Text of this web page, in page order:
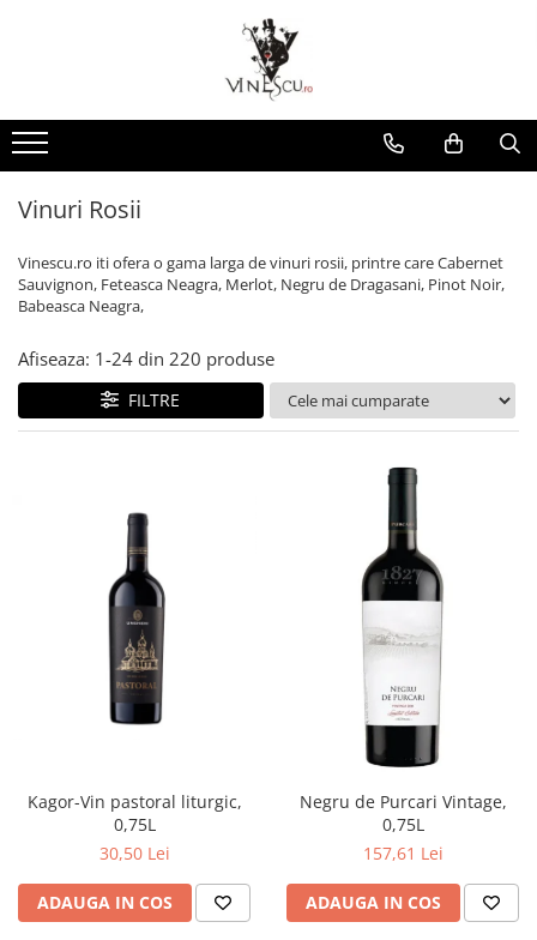
Vinuri Spumante
Sampanie / Champagne
Vinuri Rosii
Vinuri Albe
Vinuri Rose
Vinuri seci
Vinuri demiseci
Vinuri demidulci
Vinuri dupa provenienta
Vinuri Rosii
Vinuri Albe
Vinuri Rose
Vinuri pentru cadou
Vinuri de colectie/vechi
Vinuri personalizate
Cognac/Coniac/Armagnac/Vinarsuri
Vinarsuri
Cognac/Coniac/Armagnac
Ciocolata
Condimente
Ulei de masline
Cutii cadou vinuri
Vinuri Rosii
Vinescu.ro iti ofera o gama larga de vinuri rosii, printre care Cabernet
Sauvignon, Feteasca Neagra, Merlot, Negru de Dragasani, Pinot Noir,
Babeasca Neagra,
Afiseaza: 1-24 din 220 produse
FILTRE
Kagor-Vin pastoral liturgic,
0,75L
30,50 Lei
ADAUGA IN COS
Negru de Purcari Vintage,
0,75L
157,61 Lei
ADAUGA IN COS